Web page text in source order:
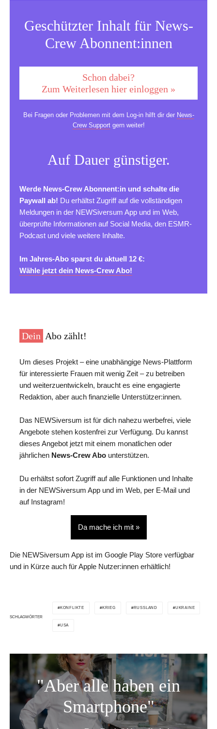
Geschützter Inhalt für News-
Crew Abonnent:innen
Schon dabei?
Zum Weiterlesen hier einloggen »
Bei Fragen oder Problemen mit dem Log-in hilft dir der News-
Crew Supportgern weiter!
Auf Dauer günstiger.
Werde News-Crew Abonnent:in und schalte die
Paywall ab! Du erhältst Zugriff auf die vollständigen
Meldungen in der NEWSiversum App und im Web,
überprüfte Informationen auf Social Media, den ESMR-
Podcast und viele weitere Inhalte.
Im Jahres-Abo sparst du aktuell 12 €:
Wähle jetzt dein News-Crew Abo!
Dein Abo zählt!
Um dieses Projekt – eine unabhängige News-Plattform
für interessierte Frauen mit wenig Zeit – zu betreiben
und weiterzuentwickeln, braucht es eine engagierte
Redaktion, aber auch finanzielle Unterstützer:innen.
Das NEWSiversum ist für dich nahezu werbefrei, viele
Angebote stehen kostenfrei zur Verfügung. Du kannst
dieses Angebot jetzt mit einem monatlichen oder
jährlichen News-Crew Abo unterstützen.
Du erhältst sofort Zugriff auf alle Funktionen und Inhalte
in der NEWSiversum App und im Web, per E-Mail und
auf Instagram!
Da mache ich mit »
Die NEWSiversum App ist im Google Play Store verfügbar
und in Kürze auch für Apple Nutzer:innen erhältlich!
SCHLAGWÖRTER
KONFLIKTE KRIEG RUSSLAND UKRAINE
USA
"Aber alle haben ein
Smartphone"